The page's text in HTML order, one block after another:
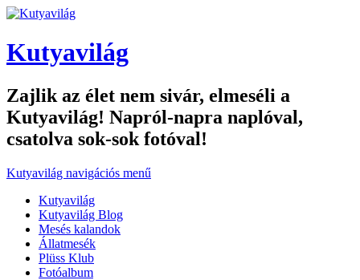
Kutyavilág
Zajlik az élet nem sivár, elmeséli a
Kutyavilág! Napról-napra naplóval,
csatolva sok-sok fotóval!
Kutyavilág navigációs menű
Kutyavilág
Kutyavilág Blog
Mesés kalandok
Állatmesék
Plüss Klub
Fotóalbum